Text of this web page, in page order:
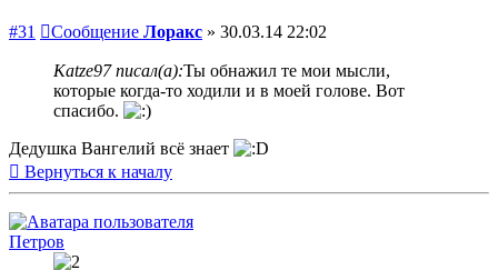
#31 Сообщение Лоракс » 30.03.14 22:02
Katze97 писал(а):Ты обнажил те мои мысли,
которые когда-то ходили и в моей голове. Вот
спасибо.
Дедушка Вангелий всё знает
Вернуться к началу
Петров